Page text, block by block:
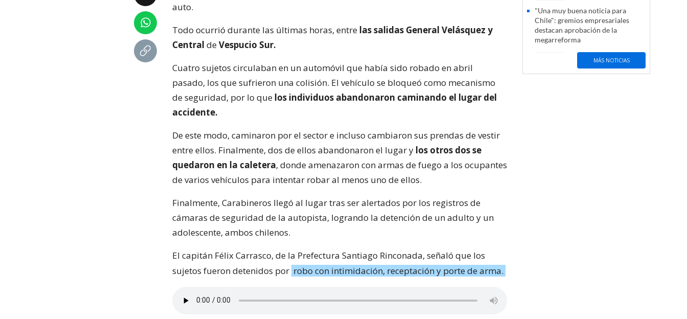
auto.
Todo ocurrió durante las últimas horas, entre las salidas General Velásquez y
Central deVespucio Sur.
Cuatro sujetos circulaban en un automóvil que había sido robado en abril
pasado, los que sufrieron una colisión. El vehículo se bloqueó como mecanismo
de seguridad, por lo que los individuos abandonaron caminando el lugar del
accidente.
De este modo, caminaron por el sector e incluso cambiaron sus prendas de vestir
entre ellos. Finalmente, dos de ellos abandonaron el lugar y los otros dos se
quedaron en la caletera, donde amenazaron con armas de fuego a los ocupantes
de varios vehículos para intentar robar al menos uno de ellos.
Finalmente, Carabineros llegó al lugar tras ser alertados por los registros de
cámaras de seguridad de la autopista, logrando la detención de un adulto y un
adolescente, ambos chilenos.
El capitán Félix Carrasco, de la Prefectura Santiago Rinconada, señaló que los
sujetos fueron detenidos por robo con intimidación, receptación y porte de arma.
"Una muy buena noticia para
Chile": gremios empresariales
destacan aprobación de la
megarreforma
MÁS NOTICIAS